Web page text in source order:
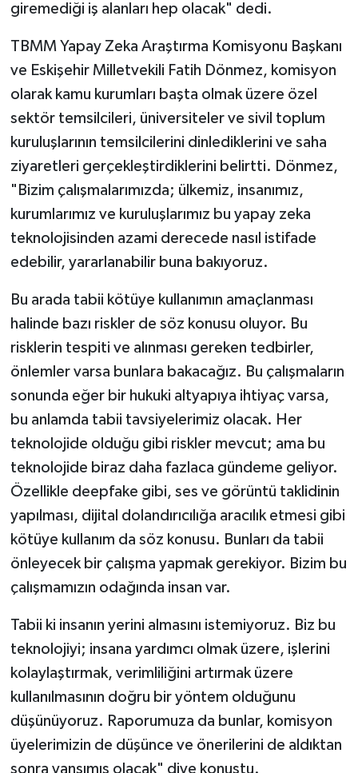
giremediği iş alanları hep olacak" dedi.
TBMM Yapay Zeka Araştırma Komisyonu Başkanı
ve Eskişehir Milletvekili Fatih Dönmez, komisyon
olarak kamu kurumları başta olmak üzere özel
sektör temsilcileri, üniversiteler ve sivil toplum
kuruluşlarının temsilcilerini dinlediklerini ve saha
ziyaretleri gerçekleştirdiklerini belirtti. Dönmez,
"Bizim çalışmalarımızda; ülkemiz, insanımız,
kurumlarımız ve kuruluşlarımız bu yapay zeka
teknolojisinden azami derecede nasıl istifade
edebilir, yararlanabilir buna bakıyoruz.
Bu arada tabii kötüye kullanımın amaçlanması
halinde bazı riskler de söz konusu oluyor. Bu
risklerin tespiti ve alınması gereken tedbirler,
önlemler varsa bunlara bakacağız. Bu çalışmaların
sonunda eğer bir hukuki altyapıya ihtiyaç varsa,
bu anlamda tabii tavsiyelerimiz olacak. Her
teknolojide olduğu gibi riskler mevcut; ama bu
teknolojide biraz daha fazlaca gündeme geliyor.
Özellikle deepfake gibi, ses ve görüntü taklidinin
yapılması, dijital dolandırıcılığa aracılık etmesi gibi
kötüye kullanım da söz konusu. Bunları da tabii
önleyecek bir çalışma yapmak gerekiyor. Bizim bu
çalışmamızın odağında insan var.
Tabii ki insanın yerini almasını istemiyoruz. Biz bu
teknolojiyi; insana yardımcı olmak üzere, işlerini
kolaylaştırmak, verimliliğini artırmak üzere
kullanılmasının doğru bir yöntem olduğunu
düşünüyoruz. Raporumuza da bunlar, komisyon
üyelerimizin de düşünce ve önerilerini de aldıktan
sonra yansımış olacak" diye konuştu.